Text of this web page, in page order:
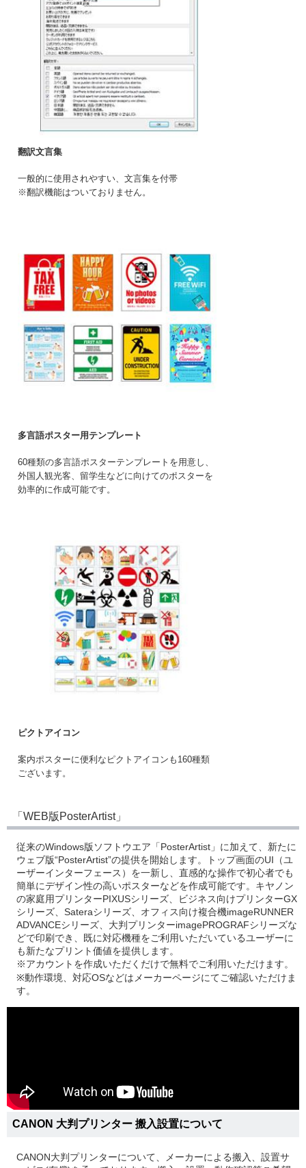
翻訳文言集
一般的に使用されやすい、文言集を付帯
※翻訳機能はついておりません。
多言語ポスター用テンプレート
60種類の多言語ポスターテンプレートを用意し、
外国人観光客、留学生などに向けてのポスターを
効率的に作成可能です。
ピクトアイコン
案内ポスターに便利なピクトアイコンも160種類
ございます。
「WEB版PosterArtist」
従来のWindows版ソフトウエア「PosterArtist」に加えて、新たに
ウェブ版“PosterArtist”の提供を開始します。トップ画面のUI（ユ
ーザーインターフェース）を一新し、直感的な操作で初心者でも
簡単にデザイン性の高いポスターなどを作成可能です。キヤノン
の家庭用プリンターPIXUSシリーズ、ビジネス向けプリンターGX
シリーズ、Sateraシリーズ、オフィス向け複合機imageRUNNER
ADVANCEシリーズ、大判プリンターimagePROGRAFシリーズな
どで印刷でき、既に対応機種をご利用いただいているユーザーに
も新たなプリント価値を提供します。
※アカウントを作成いただくだけで無料でご利用いただけます。
※動作環境、対応OSなどはメーカーページにてご確認いただけま
す。
CANON 大判プリンター 搬入設置について
CANON大判プリンターについて、メーカーによる搬入、設置サ